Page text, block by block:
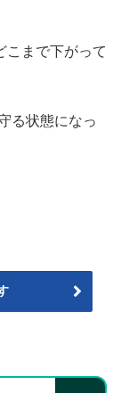
まで下がって
る状態になっ